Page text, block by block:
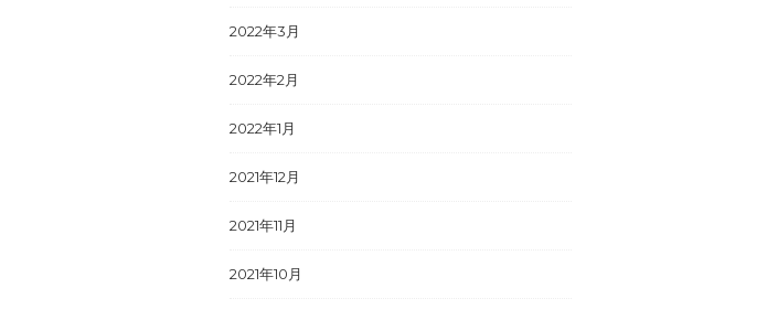
2022年3月
2022年2月
2022年1月
2021年12月
2021年11月
2021年10月